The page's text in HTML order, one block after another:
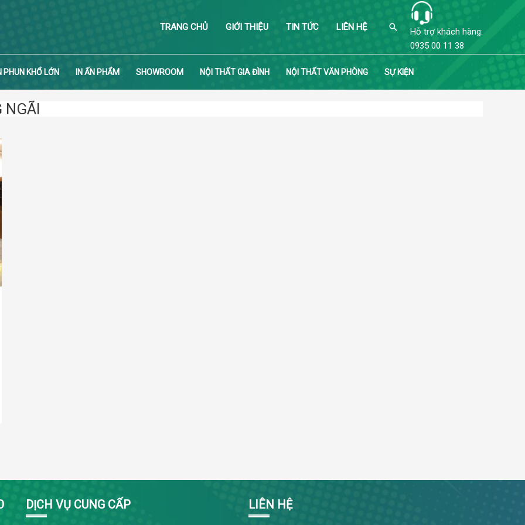
TRANG CHỦ GIỚI THIỆU TIN TỨC LIÊN HỆ SearchHỗ trợ khách hàng:
0935 00 11 38
PHUN KHỔ LỚN IN ẤN PHẨM SHOWROOM NỘI THẤT GIA ĐÌNH NỘI THẤT VĂN PHÒNG SỰ KIỆN
NGÃI
DỊCH VỤ CUNG CẤP LIÊN HỆ